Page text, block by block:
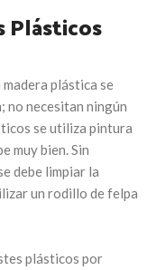
Plásticos
plástica se
no necesitan ningún
se utiliza pintura
muy bien. Sin
debe limpiar la
un rodillo de felpa
plásticos por